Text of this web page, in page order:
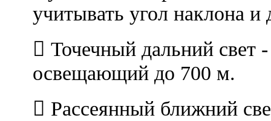
учитывать угол наклона и
 Точечный дальний свет
освещающий до 700 м.
 Рассеянный ближний